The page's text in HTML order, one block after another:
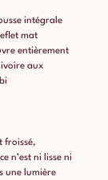
intégrale
mat
entièrement
ivoire aux
froissé,
n’est ni lisse ni
une lumière